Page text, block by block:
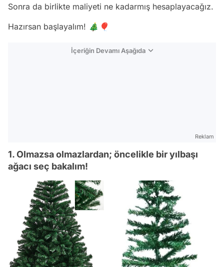
Sonra da birlikte maliyeti ne kadarmış hesaplayacağız.
Hazırsan başlayalım! 🎄🎈
İçeriğin Devamı Aşağıda
Reklam
1. Olmazsa olmazlardan; öncelikle bir yılbaşı
ağacı seç bakalım!